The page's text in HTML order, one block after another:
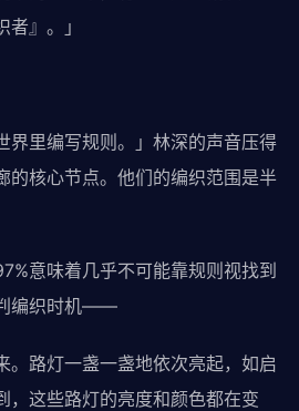
』。」
界里编写规则。」林深的声音压得
的核心节点。他们的编织范围是半
意味着几乎不可能靠规则视找到
编织时机——
。路灯一盏一盏地依次亮起，如启
，这些路灯的亮度和颜色都在变